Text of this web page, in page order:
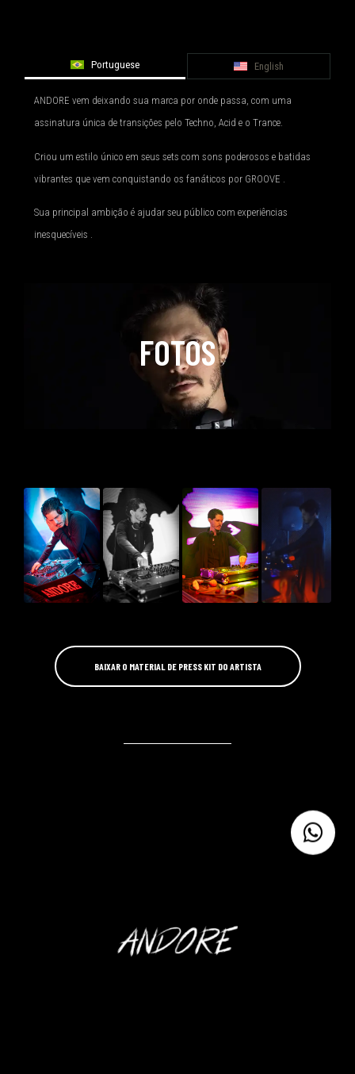
Portuguese English
ANDORE vem deixando sua marca por onde passa, com uma
assinatura única de transições pelo Techno, Acid e o Trance.
Criou um estilo único em seus sets com sons poderosos e batidas
vibrantes que vem conquistando os fanáticos por GROOVE .
Sua principal ambição é ajudar seu público com experiências
inesquecíveis .
FOTOS
BAIXAR O MATERIAL DE PRESS KIT DO ARTISTA